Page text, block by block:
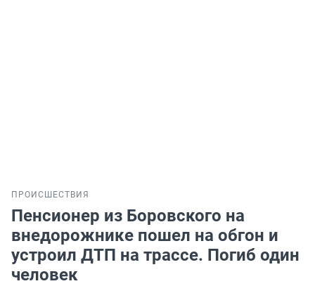
ПРОИСШЕСТВИЯ
Пенсионер из Боровского на
внедорожнике пошел на обгон и
устроил ДТП на трассе. Погиб один
человек